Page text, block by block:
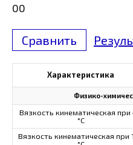
00
Сравнить
Характеристика
Физико-
Вязкость кинематическая при
°С
Вязкость кинематическая при